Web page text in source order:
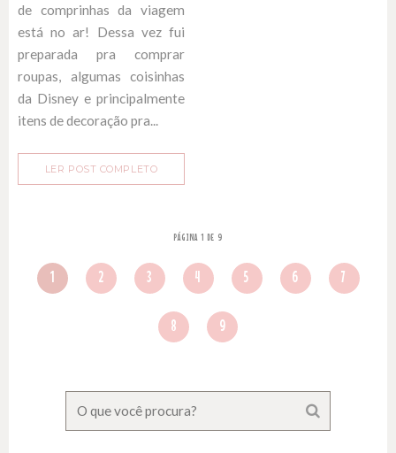
de comprinhas da viagem
está no ar! Dessa vez fui
preparada pra comprar
roupas, algumas coisinhas
da Disney e principalmente
itens de decoração pra...
LER POST COMPLETO
PÁGINA 1 DE 9
1 2 3 4 5 6 7
8 9